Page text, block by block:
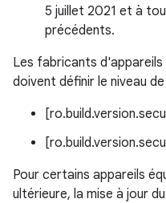
5 juillet 2021 et à
précédents.
Les fabricants d'appareils
doivent définir le niveau
Pour certains appareils
ultérieure, la mise à jour